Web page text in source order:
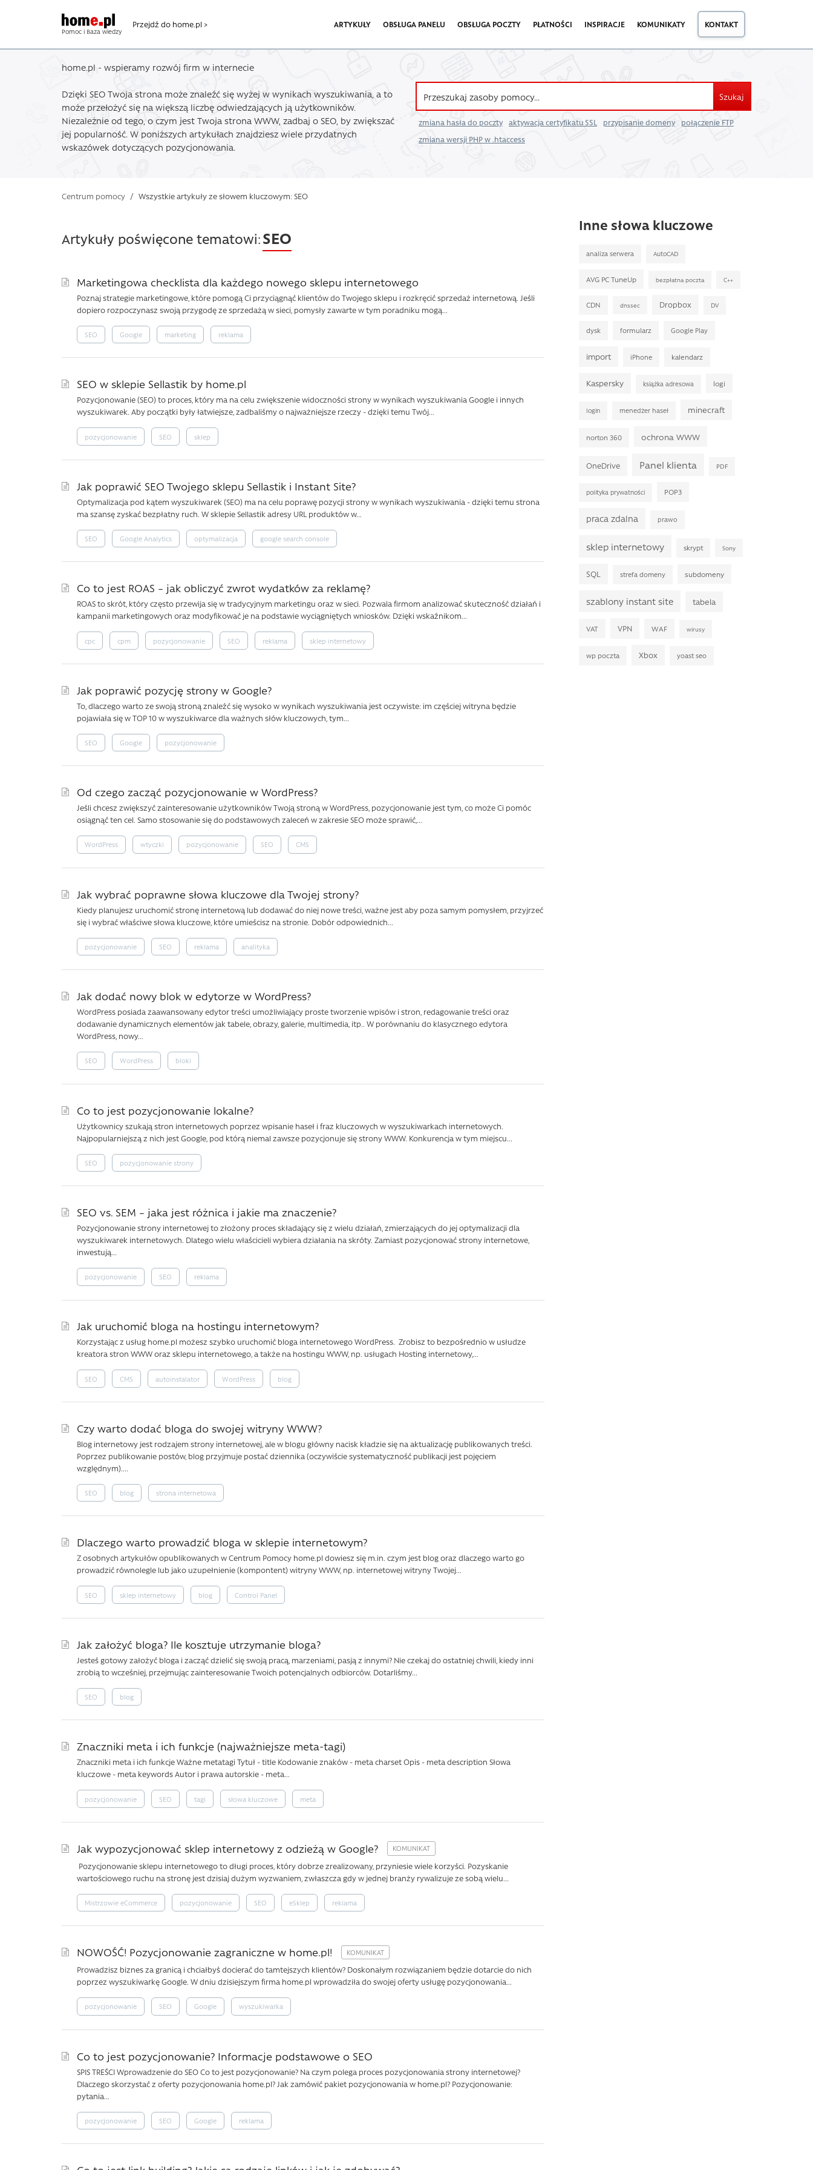
Pomoc i Baza wiedzy
Przejdź do home.pl > ARTYKUŁY OBSŁUGA PANELU OBSŁUGA POCZTY PŁATNOŚCI INSPIRACJE KOMUNIKATY KONTAKT
home.pl - wspieramy rozwój firm w internecie
Dzięki SEO Twoja strona może znaleźć się wyżej w wynikach wyszukiwania, a to
może przełożyć się na większą liczbę odwiedzających ją użytkowników.
Niezależnie od tego, o czym jest Twoja strona WWW, zadbaj o SEO, by zwiększać
jej popularność. W poniższych artykułach znajdziesz wiele przydatnych
wskazówek dotyczących pozycjonowania.
Szukaj
zmiana hasła do poczty aktywacja certyfikatu SSL przypisanie domeny
połączenie FTP
zmiana wersji PHP w .htaccess
Centrum pomocy / Wszystkie artykuły ze słowem kluczowym: SEO
Artykuły poświęcone tematowi:SEO
Marketingowa checklista dla każdego nowego sklepu internetowego
Poznaj strategie marketingowe, które pomogą Ci przyciągnąć klientów do Twojego sklepu i rozkręcić sprzedaż internetową. Jeśli
dopiero rozpoczynasz swoją przygodę ze sprzedażą w sieci, pomysły zawarte w tym poradniku mogą...
SEO Google marketing reklama
SEO w sklepie Sellastik by home.pl
Pozycjonowanie (SEO) to proces, który ma na celu zwiększenie widoczności strony w wynikach wyszukiwania Google i innych
wyszukiwarek. Aby początki były łatwiejsze, zadbaliśmy o najważniejsze rzeczy - dzięki temu Twój...
pozycjonowanie SEO sklep
Jak poprawić SEO Twojego sklepu Sellastik i Instant Site?
Optymalizacja pod kątem wyszukiwarek (SEO) ma na celu poprawę pozycji strony w wynikach wyszukiwania - dzięki temu strona
ma szansę zyskać bezpłatny ruch. W sklepie Sellastik adresy URL produktów w...
SEO Google Analytics optymalizacja google search console
Co to jest ROAS – jak obliczyć zwrot wydatków za reklamę?
ROAS to skrót, który często przewija się w tradycyjnym marketingu oraz w sieci. Pozwala firmom analizować skuteczność działań i
kampanii marketingowych oraz modyfikować je na podstawie wyciągniętych wniosków. Dzięki wskaźnikom...
cpc cpm pozycjonowanie SEO reklama sklep internetowy
Jak poprawić pozycję strony w Google?
To, dlaczego warto ze swoją stroną znaleźć się wysoko w wynikach wyszukiwania jest oczywiste: im częściej witryna będzie
pojawiała się w TOP 10 w wyszukiwarce dla ważnych słów kluczowych, tym...
SEO Google pozycjonowanie
Od czego zacząć pozycjonowanie w WordPress?
Jeśli chcesz zwiększyć zainteresowanie użytkowników Twoją stroną w WordPress, pozycjonowanie jest tym, co może Ci pomóc
osiągnąć ten cel. Samo stosowanie się do podstawowych zaleceń w zakresie SEO może sprawić,...
WordPress wtyczki pozycjonowanie SEO CMS
Jak wybrać poprawne słowa kluczowe dla Twojej strony?
Kiedy planujesz uruchomić stronę internetową lub dodawać do niej nowe treści, ważne jest aby poza samym pomysłem, przyjrzeć
się i wybrać właściwe słowa kluczowe, które umieścisz na stronie. Dobór odpowiednich...
pozycjonowanie SEO reklama analityka
Jak dodać nowy blok w edytorze w WordPress?
WordPress posiada zaawansowany edytor treści umożliwiający proste tworzenie wpisów i stron, redagowanie treści oraz
dodawanie dynamicznych elementów jak tabele, obrazy, galerie, multimedia, itp.. W porównaniu do klasycznego edytora
WordPress, nowy...
SEO WordPress bloki
Co to jest pozycjonowanie lokalne?
Użytkownicy szukają stron internetowych poprzez wpisanie haseł i fraz kluczowych w wyszukiwarkach internetowych.
Najpopularniejszą z nich jest Google, pod którą niemal zawsze pozycjonuje się strony WWW. Konkurencja w tym miejscu...
SEO pozycjonowanie strony
SEO vs. SEM – jaka jest różnica i jakie ma znaczenie?
Pozycjonowanie strony internetowej to złożony proces składający się z wielu działań, zmierzających do jej optymalizacji dla
wyszukiwarek internetowych. Dlatego wielu właścicieli wybiera działania na skróty. Zamiast pozycjonować strony internetowe,
inwestują...
pozycjonowanie SEO reklama
Jak uruchomić bloga na hostingu internetowym?
Korzystając z usług home.pl możesz szybko uruchomić bloga internetowego WordPress. Zrobisz to bezpośrednio w usłudze
kreatora stron WWW oraz sklepu internetowego, a także na hostingu WWW, np. usługach Hosting internetowy,...
SEO CMS autoinstalator WordPress blog
Czy warto dodać bloga do swojej witryny WWW?
Blog internetowy jest rodzajem strony internetowej, ale w blogu główny nacisk kładzie się na aktualizację publikowanych treści.
Poprzez publikowanie postów, blog przyjmuje postać dziennika (oczywiście systematyczność publikacji jest pojęciem
względnym)....
SEO blog strona internetowa
Dlaczego warto prowadzić bloga w sklepie internetowym?
Z osobnych artykułów opublikowanych w Centrum Pomocy home.pl dowiesz się m.in. czym jest blog oraz dlaczego warto go
prowadzić równolegle lub jako uzupełnienie (kompontent) witryny WWW, np. internetowej witryny Twojej...
SEO sklep internetowy blog Control Panel
Jak założyć bloga? Ile kosztuje utrzymanie bloga?
Jesteś gotowy założyć bloga i zacząć dzielić się swoją pracą, marzeniami, pasją z innymi? Nie czekaj do ostatniej chwili, kiedy inni
zrobią to wcześniej, przejmując zainteresowanie Twoich potencjalnych odbiorców. Dotarliśmy...
SEO blog
Znaczniki meta i ich funkcje (najważniejsze meta-tagi)
Znaczniki meta i ich funkcje Ważne metatagi Tytuł - title Kodowanie znaków - meta charset Opis - meta description Słowa
kluczowe - meta keywords Autor i prawa autorskie - meta...
pozycjonowanie SEO tagi słowa kluczowe meta
Jak wypozycjonować sklep internetowy z odzieżą w Google?
Pozycjonowanie sklepu internetowego to długi proces, który dobrze zrealizowany, przyniesie wiele korzyści. Pozyskanie
wartościowego ruchu na stronę jest dzisiaj dużym wyzwaniem, zwłaszcza gdy w jednej branży rywalizuje ze sobą wielu...
Mistrzowie eCommerce pozycjonowanie SEO eSklep reklama
NOWOŚĆ! Pozycjonowanie zagraniczne w home.pl!
Prowadzisz biznes za granicą i chciałbyś docierać do tamtejszych klientów? Doskonałym rozwiązaniem będzie dotarcie do nich
poprzez wyszukiwarkę Google. W dniu dzisiejszym firma home.pl wprowadziła do swojej oferty usługę pozycjonowania...
pozycjonowanie SEO Google wyszukiwarka
Co to jest pozycjonowanie? Informacje podstawowe o SEO
SPIS TREŚCI Wprowadzenie do SEO Co to jest pozycjonowanie? Na czym polega proces pozycjonowania strony internetowej?
Dlaczego skorzystać z oferty pozycjonowania home.pl? Jak zamówić pakiet pozycjonowania w home.pl? Pozycjonowanie:
pytania...
pozycjonowanie SEO Google reklama
Inne słowa kluczowe
analiza serwera AutoCAD
AVG PC TuneUp bezpłatna poczta C++
CDN dnssec Dropbox DV
dysk formularz Google Play
import iPhone kalendarz
Kaspersky książka adresowa logi
login menedżer haseł minecraft
norton 360 ochrona WWW
OneDrive Panel klienta PDF
polityka prywatności POP3
praca zdalna prawo
sklep internetowy skrypt Sony
SQL strefa domeny subdomeny
szablony instant site tabela
VAT VPN WAF wirusy
wp poczta Xbox yoast seo